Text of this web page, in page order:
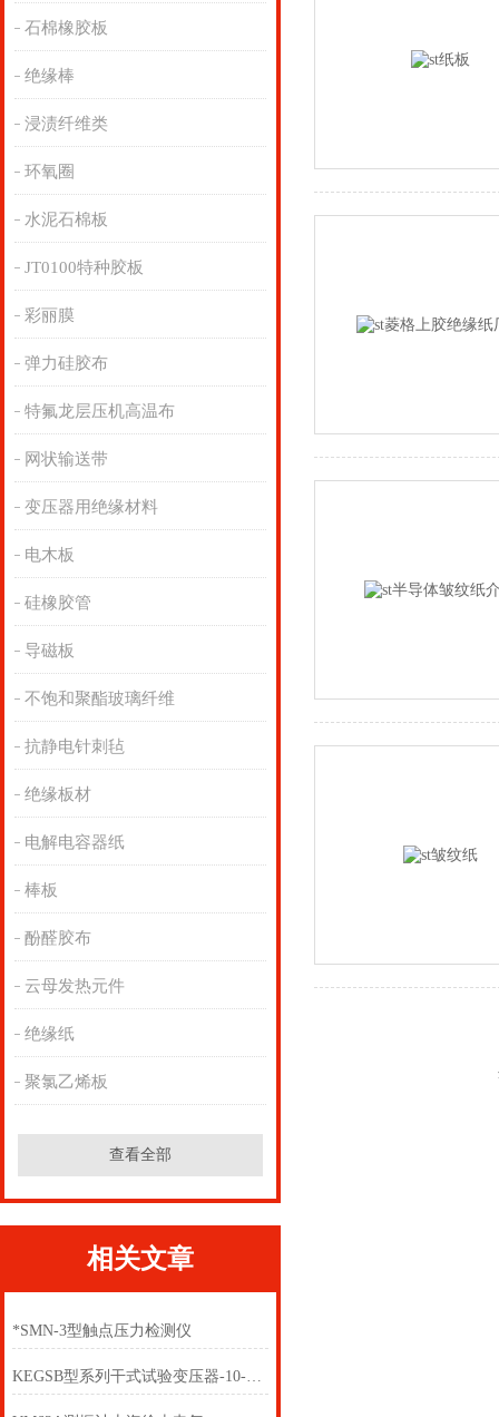
石棉橡胶板
绝缘棒
浸渍纤维类
环氧圈
水泥石棉板
JT0100特种胶板
彩丽膜
弹力硅胶布
特氟龙层压机高温布
网状输送带
变压器用绝缘材料
电木板
硅橡胶管
导磁板
不饱和聚酯玻璃纤维
抗静电针刺毡
绝缘板材
电解电容器纸
棒板
酚醛胶布
云母发热元件
绝缘纸
聚氯乙烯板
查看全部
相关文章
*SMN-3型触点压力检测仪
KEGSB型系列干式试验变压器-10-100KV